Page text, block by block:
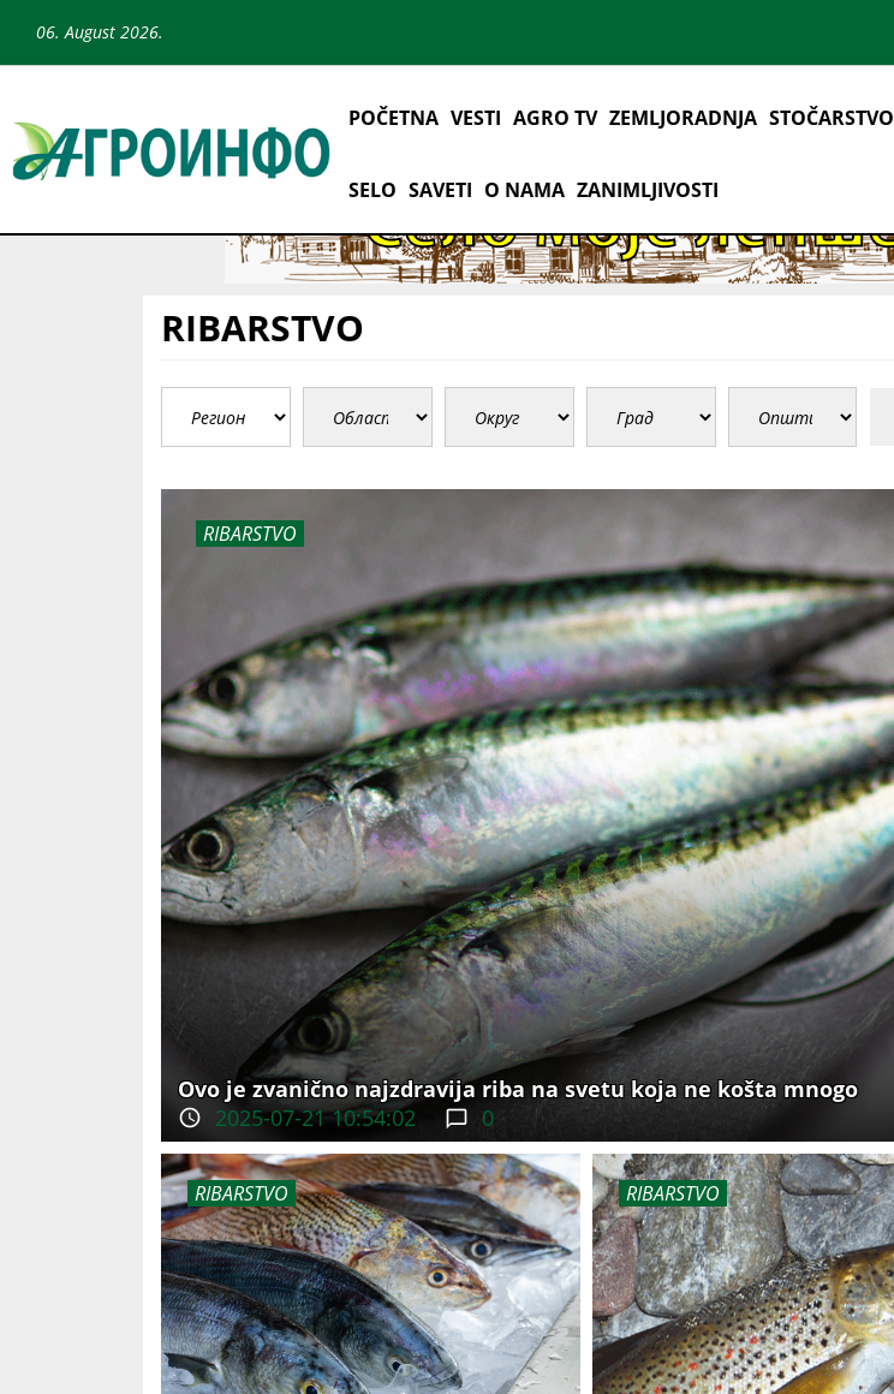
06. August 2026.
POČETNA VESTI AGRO TV ZEMLJORADNJA STOČARSTVO
SELO SAVETI O NAMA ZANIMLJIVOSTI
RIBARSTVO
RIBARSTVO
Ovo je zvanično najzdravija riba na svetu koja ne košta mnogo
2025-07-21 10:54:02
0
RIBARSTVO RIBARSTVO